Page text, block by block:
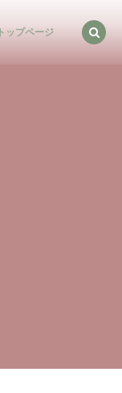
トップページ